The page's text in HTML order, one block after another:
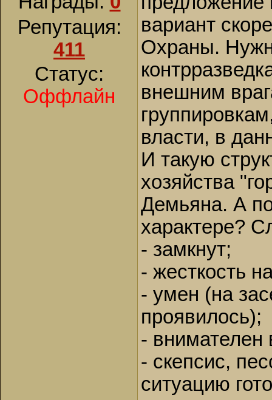
Репутация:
411
Статус:
Оффлайн
вариант
Охраны.
внешним
власти, в
И такую
хозяйства
Демьяна. А
характере?
- замкнут;
- жесткость
- умен (на
проявилось);
- внимателен
- скепсис,
ситуацию